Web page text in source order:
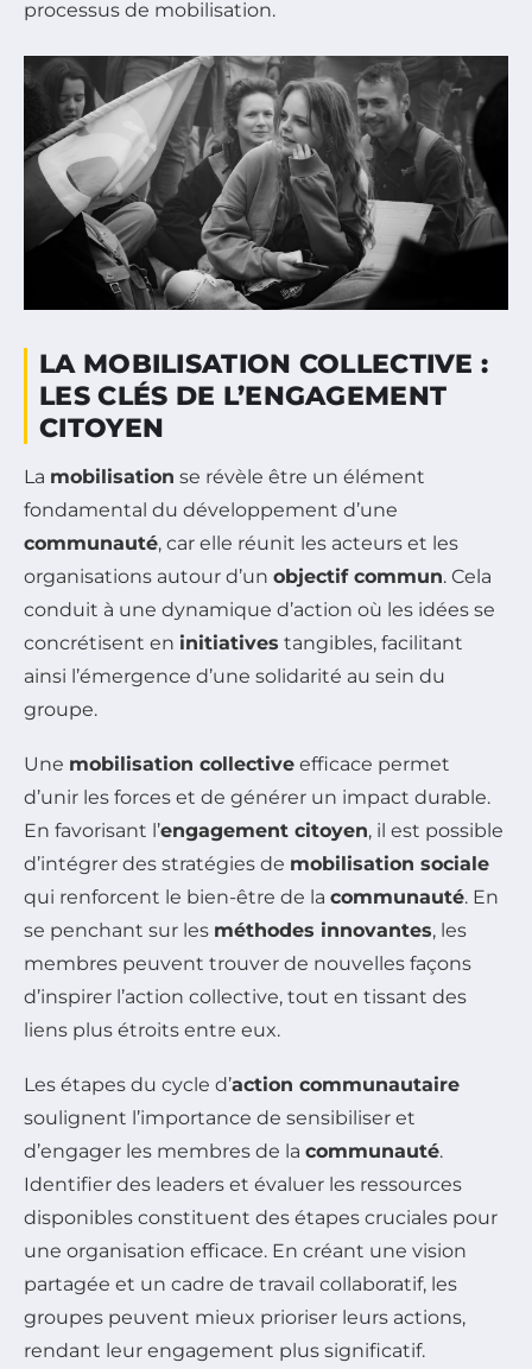
processus de mobilisation.
LA MOBILISATION COLLECTIVE :
LES CLÉS DE L’ENGAGEMENT
CITOYEN
La mobilisation se révèle être un élément
fondamental du développement d’une
communauté, car elle réunit les acteurs et les
organisations autour d’un objectif commun. Cela
conduit à une dynamique d’action où les idées se
concrétisent en initiatives tangibles, facilitant
ainsi l’émergence d’une solidarité au sein du
groupe.
Une mobilisation collective efficace permet
d’unir les forces et de générer un impact durable.
En favorisant l’engagement citoyen, il est possible
d’intégrer des stratégies de mobilisation sociale
qui renforcent le bien-être de la communauté. En
se penchant sur les méthodes innovantes, les
membres peuvent trouver de nouvelles façons
d’inspirer l’action collective, tout en tissant des
liens plus étroits entre eux.
Les étapes du cycle d’action communautaire
soulignent l’importance de sensibiliser et
d’engager les membres de la communauté.
Identifier des leaders et évaluer les ressources
disponibles constituent des étapes cruciales pour
une organisation efficace. En créant une vision
partagée et un cadre de travail collaboratif, les
groupes peuvent mieux prioriser leurs actions,
rendant leur engagement plus significatif.